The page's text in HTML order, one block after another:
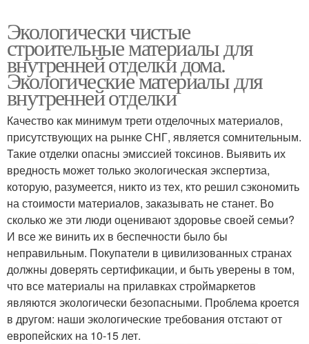
Экологически чистые
строительные материалы для
внутренней отделки дома.
Экологические материалы для
внутренней отделки
Качество как минимум трети отделочных материалов,
присутствующих на рынке СНГ, является сомнительным.
Такие отделки опасны эмиссией токсинов. Выявить их
вредность может только экологическая экспертиза,
которую, разумеется, никто из тех, кто решил сэкономить
на стоимости материалов, заказывать не станет. Во
сколько же эти люди оценивают здоровье своей семьи?
И все же винить их в беспечности было бы
неправильным. Покупатели в цивилизованных странах
должны доверять сертификации, и быть уверены в том,
что все материалы на прилавках строймаркетов
являются экологически безопасными. Проблема кроется
в другом: наши экологические требования отстают от
европейских на 10-15 лет.